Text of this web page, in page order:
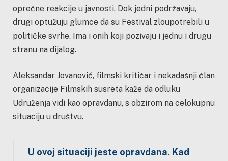
oprečne reakcije u javnosti. Dok jedni podržavaju,
drugi optužuju glumce da su Festival zloupotrebili u
političke svrhe. Ima i onih koji pozivaju i jednu i drugu
stranu na dijalog.
Aleksandar Jovanović, filmski kritičar i nekadašnji član
organizacije Filmskih susreta kaže da odluku
Udruženja vidi kao opravdanu, s obzirom na celokupnu
situaciju u društvu.
U ovoj situaciji jeste opravdana. Kad